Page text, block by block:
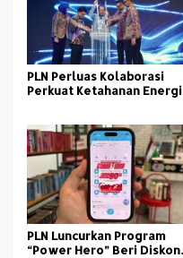
PLN Perluas Kolaborasi
Perkuat Ketahanan Energi
PLN Luncurkan Program
“Power Hero” Beri Diskon